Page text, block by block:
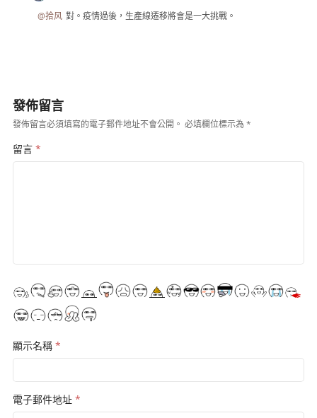
@拾风 對。疫情過後，生產線遷移將會是一大挑戰。
發佈留言
發佈留言必須填寫的電子郵件地址不會公開。 必填欄位標示為*
留言 *
顯示名稱 *
電子郵件地址 *